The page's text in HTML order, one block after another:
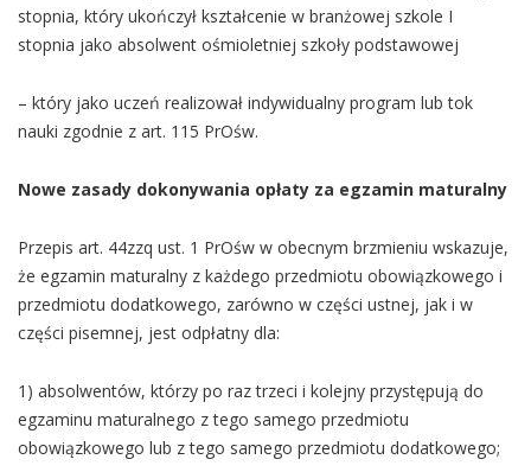
stopnia, który ukończył kształcenie w branżowej szkole I
stopnia jako absolwent ośmioletniej szkoły podstawowej
– który jako uczeń realizował indywidualny program lub tok
nauki zgodnie z art. 115 PrOśw.
Nowe zasady dokonywania opłaty za egzamin maturalny
Przepis art. 44zzq ust. 1 PrOśw w obecnym brzmieniu wskazuje,
że egzamin maturalny z każdego przedmiotu obowiązkowego i
przedmiotu dodatkowego, zarówno w części ustnej, jak i w
części pisemnej, jest odpłatny dla:
1) absolwentów, którzy po raz trzeci i kolejny przystępują do
egzaminu maturalnego z tego samego przedmiotu
obowiązkowego lub z tego samego przedmiotu dodatkowego;